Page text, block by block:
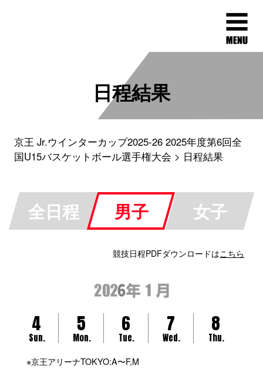
日程結果
京王 Jr.ウインターカップ2025-26 2025年度第6回全
国U15バスケットボール選手権大会
日程結果
全日程 男子 女子
競技日程PDFダウンロードはこちら
4
Sun.
5
Mon.
6
Tue.
7
Wed.
8
Thu.
※京王アリーナTOKYO:A〜F,M